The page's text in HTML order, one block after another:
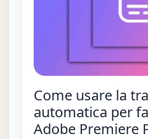
Come usare la
automatica per
Adobe Premiere